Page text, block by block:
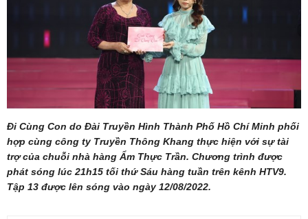
Đi Cùng Con do Đài Truyền Hình Thành Phố Hồ Chí Minh phối
hợp cùng công ty Truyền Thông Khang thực hiện với sự tài
trợ của chuỗi nhà hàng Ẩm Thực Trần. Chương trình được
phát sóng lúc 21h15 tối thứ Sáu hàng tuần trên kênh HTV9.
Tập 13 được lên sóng vào ngày 12/08/2022.